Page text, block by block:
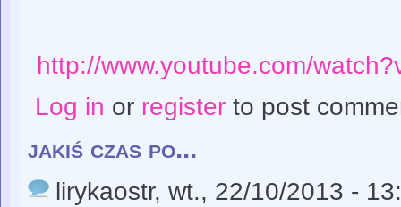
http://www.youtube.com/
Log in or registerto post
jakiś czas po...
lirykaostr, wt., 22/10/2013 -